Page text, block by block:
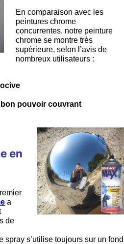
En comparaison avec les
peintures chrome
concurrentes, notre peinture
chrome se montre très
supérieure, selon l’avis de
nombreux utilisateurs :
pouvoir couvrant
en
a
de
spray s’utilise toujours sur un fond